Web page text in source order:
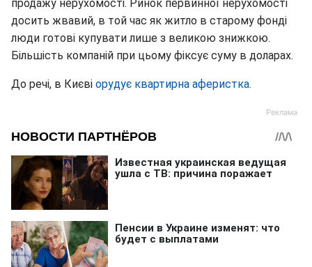
продажу нерухомості. Ринок первинної нерухомості
досить жвавий, в той час як житло в старому фонді
люди готові купувати лише з великою знижкою.
Більшість компаній при цьому фіксує суму в доларах.
До речі, в Києві орудує квартирна аферистка.